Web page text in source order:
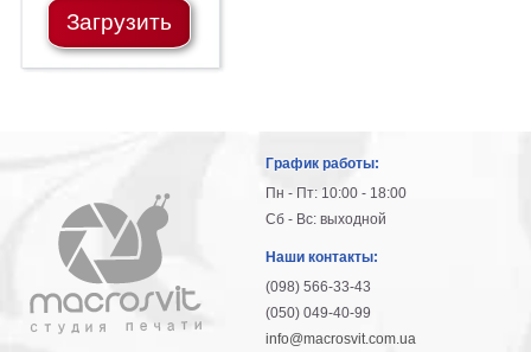
Загрузить
График работы:
Пн - Пт: 10:00 - 18:00
Сб - Вс: выходной
Наши контакты:
(098) 566-33-43
(050) 049-40-99
info@macrosvit.com.ua